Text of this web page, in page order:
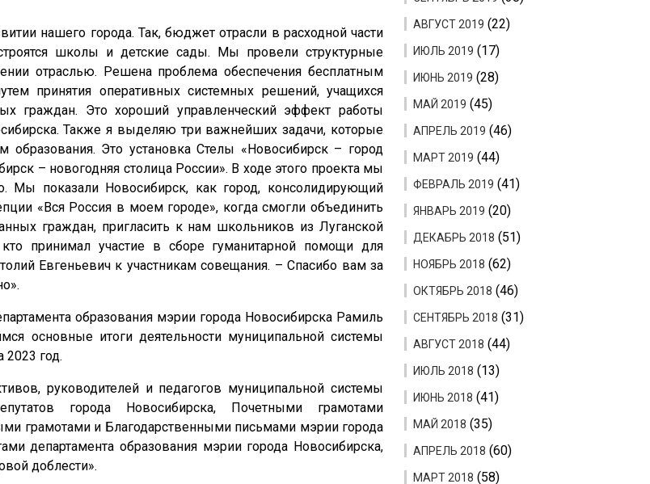
нашего города. Так, бюджет отрасли в расходной части
школы и детские сады. Мы провели структурные
отраслью. Решена проблема обеспечения бесплатным
принятия оперативных системных решений, учащихся
граждан. Это хороший управленческий эффект работы
Также я выделяю три важнейших задачи, которые
Это установка Стелы «Новосибирск – город
– новогодняя столица России». В ходе этого проекта мы
Мы показали Новосибирск, как город, консолидирующий
«Вся Россия в моем городе», когда смогли объединить
граждан, пригласить к нам школьников из Луганской
принимал участие в сборе гуманитарной помощи для
Евгеньевич к участникам совещания. – Спасибо вам за
образования мэрии города Новосибирска Рамиль
основные итоги деятельности муниципальной системы
2023 год.
руководителей и педагогов муниципальной системы
города Новосибирска, Почетными грамотами
грамотами и Благодарственными письмами мэрии города
департамента образования мэрии города Новосибирска,
доблести».
АВГУСТ 2019 (22)
ИЮЛЬ 2019 (17)
ИЮНЬ 2019 (28)
МАЙ 2019 (45)
АПРЕЛЬ 2019 (46)
МАРТ 2019 (44)
ФЕВРАЛЬ 2019 (41)
ЯНВАРЬ 2019 (20)
ДЕКАБРЬ 2018 (51)
НОЯБРЬ 2018 (62)
ОКТЯБРЬ 2018 (46)
СЕНТЯБРЬ 2018 (31)
АВГУСТ 2018 (44)
ИЮЛЬ 2018 (13)
ИЮНЬ 2018 (41)
МАЙ 2018 (35)
АПРЕЛЬ 2018 (60)
МАРТ 2018 (58)